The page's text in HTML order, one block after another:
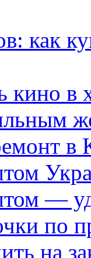
как
кино в
в
—
по
на